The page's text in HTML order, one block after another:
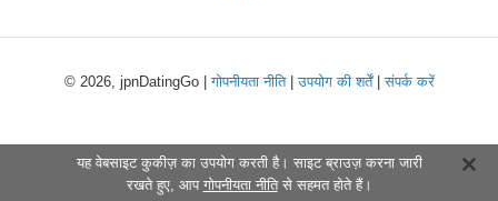
© 2026, jpnDatingGo |गोपनीयता नीति|उपयोग की शर्तें|संपर्क करें
यह वेबसाइट कुकीज़ का उपयोग करती है। साइट ब्राउज़ करना जारी
रखते हुए, आप गोपनीयता नीतिसे सहमत होते हैं।